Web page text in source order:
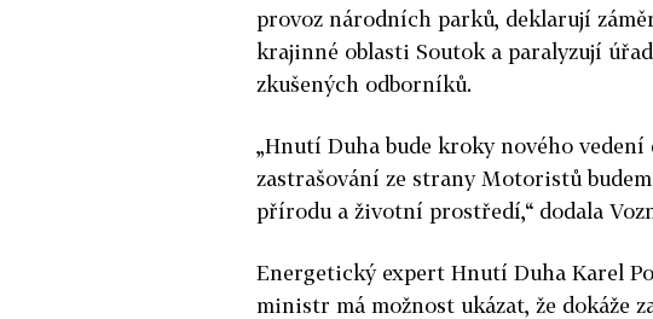
provoz národních parků, deklarují
krajinné oblasti Soutok a paralyzují
zkušených odborníků.
„Hnutí Duha bude kroky nového
zastrašování ze strany Motoristů
přírodu a životní prostředí,“ dodala
Energetický expert Hnutí Duha Karel
ministr má možnost ukázat, že